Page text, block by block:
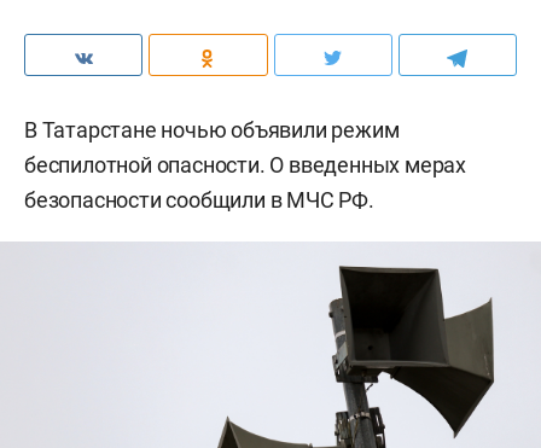
В Татарстане ночью объявили режим
беспилотной опасности. О введенных мерах
безопасности сообщили в МЧС РФ.